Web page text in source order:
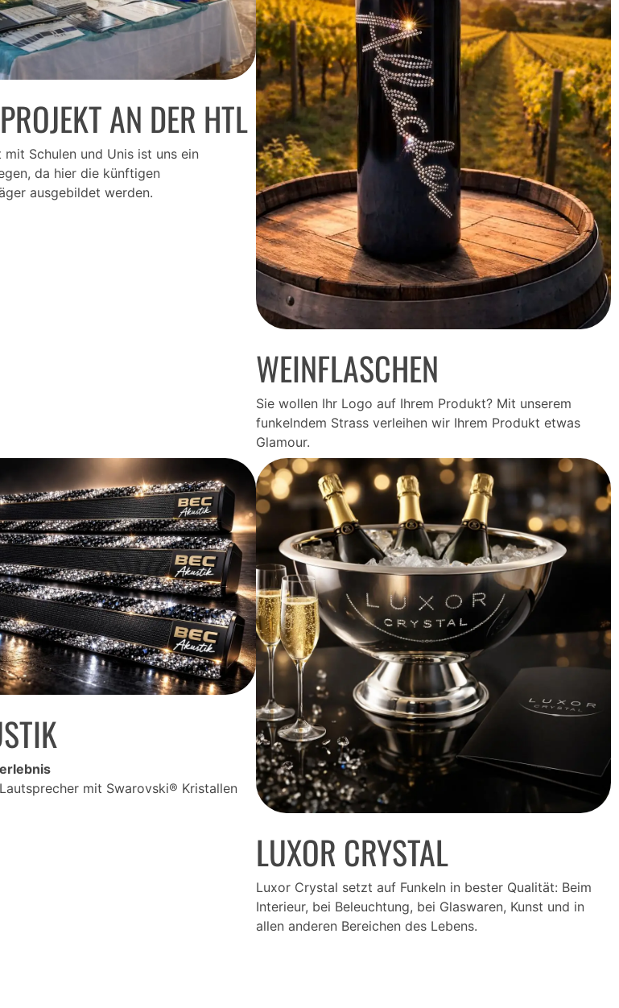
AN DER HTL
mit Schulen und Unis ist uns ein
da hier die künftigen
ausgebildet werden.
WEINFLASCHEN
Sie wollen Ihr Logo auf Ihrem Produkt? Mit unserem
funkelndem Strass verleihen wir Ihrem Produkt etwas
Glamour.
mit Swarovski® Kristallen
LUXOR CRYSTAL
Luxor Crystal setzt auf Funkeln in bester Qualität: Beim
Interieur, bei Beleuchtung, bei Glaswaren, Kunst und in
allen anderen Bereichen des Lebens.